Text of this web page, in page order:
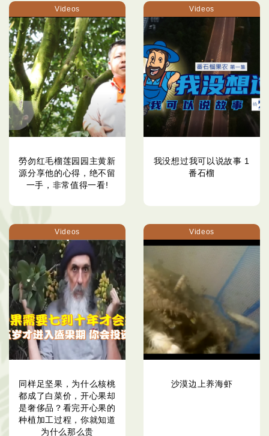
Videos
勞勿红毛榴莲园园主黄新
源分享他的心得，绝不留
一手，非常值得一看!
Videos
我没想过我可以说故事 1
番石榴
Videos
同样足坚果，为什么核桃
都成了白菜价，开心果却
是奢侈品？看完开心果的
种植加工过程，你就知道
为什么那么贵
Videos
沙漠边上养海虾